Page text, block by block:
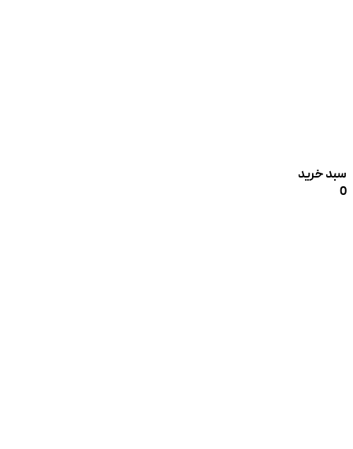
سبد خرید
0